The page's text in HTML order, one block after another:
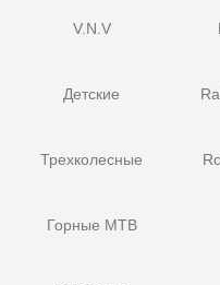
V.N.V
Детские
Трехколесные
Горные MTB